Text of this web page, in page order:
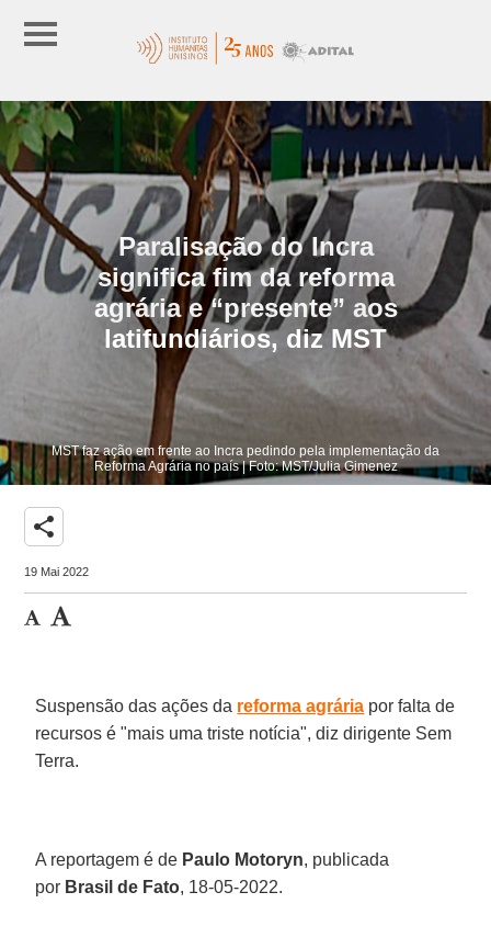
Paralisação do Incra
significa fim da reforma
agrária e “presente” aos
latifundiários, diz MST
MST faz ação em frente ao Incra pedindo pela implementação da
Reforma Agrária no país | Foto: MST/Julia Gimenez
share
19 Mai 2022
Suspensão das ações da reforma agrária por falta de
recursos é "mais uma triste notícia", diz dirigente Sem
Terra.
A reportagem é de Paulo Motoryn, publicada
por Brasil de Fato, 18-05-2022.